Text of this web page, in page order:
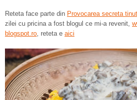
Reteta face parte din Provocarea secreta
zilei cu pricina a fost blogul ce mi-a revenit,
blogspot.ro, reteta e aici